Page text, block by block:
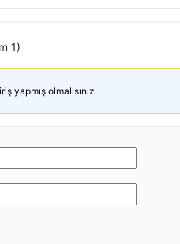
1)
yapmış olmalısınız.